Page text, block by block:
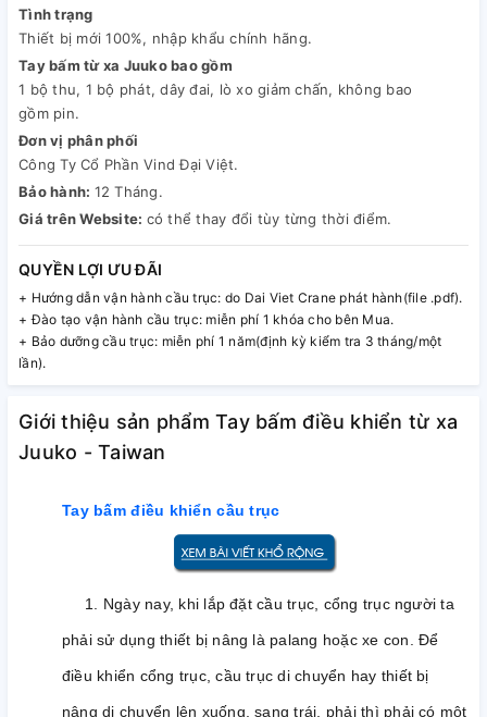
Tình trạng
Thiết bị mới 100%, nhập khẩu chính hãng.
Tay bấm từ xa Juuko bao gồm
1 bộ thu, 1 bộ phát, dây đai, lò xo giảm chấn, không bao
gồm pin.
Đơn vị phân phối
Công Ty Cổ Phần Vind Đại Việt.
Bảo hành: 12 Tháng.
Giá trên Website: có thể thay đổi tùy từng thời điểm.
QUYỀN LỢI ƯU ĐÃI
+ Hướng dẫn vận hành cầu trục: do Dai Viet Crane phát hành(file .pdf).
+ Đào tạo vận hành cầu trục: miễn phí 1 khóa cho bên Mua.
+ Bảo dưỡng cầu trục: miễn phí 1 năm(định kỳ kiểm tra 3 tháng/một
lần).
Giới thiệu sản phẩm Tay bấm điều khiển từ xa
Juuko - Taiwan
Tay bấm điều khiển cầu trục
1. Ngày nay, khi lắp đặt cầu trục, cổng trục người ta
phải sử dụng thiết bị nâng là palang hoặc xe con. Để
điều khiển cổng trục, cầu trục di chuyển hay thiết bị
nâng di chuyển lên xuống, sang trái, phải thì phải có một